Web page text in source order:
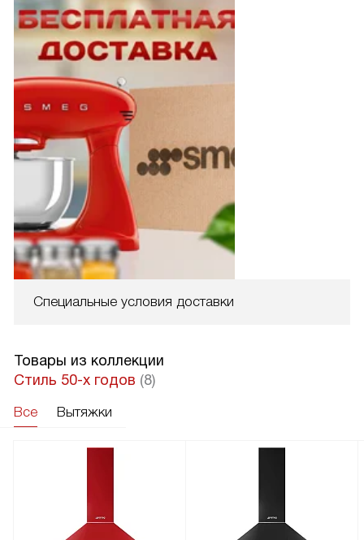
Специальные условия доставки
Товары из коллекции
Стиль 50-х годов (8)
Все Вытяжки